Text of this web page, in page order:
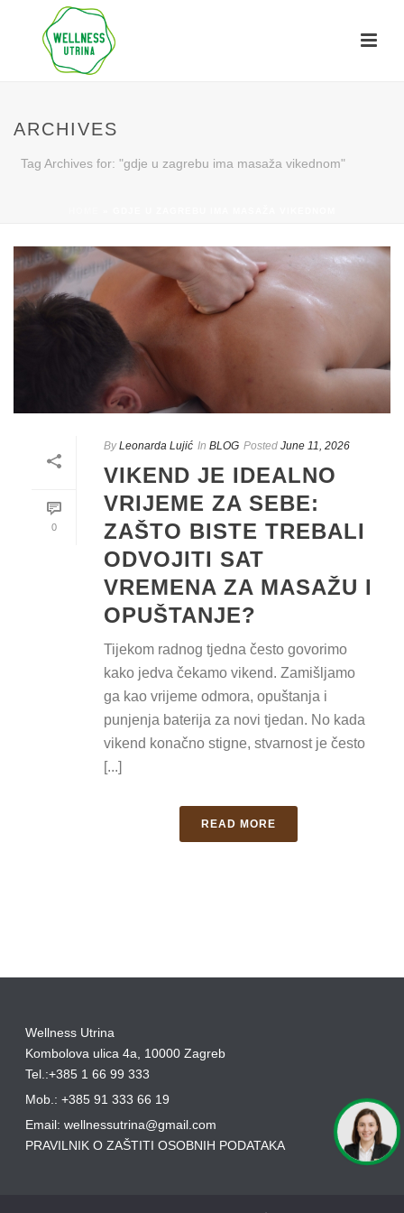
ARCHIVES
Tag Archives for: "gdje u zagrebu ima masaža vikednom"
0
By Leonarda Lujić In BLOG Posted June 11, 2026
VIKEND JE IDEALNO
VRIJEME ZA SEBE:
ZAŠTO BISTE TREBALI
ODVOJITI SAT
VREMENA ZA MASAŽU I
OPUŠTANJE?
Tijekom radnog tjedna često govorimo
kako jedva čekamo vikend. Zamišljamo
ga kao vrijeme odmora, opuštanja i
punjenja baterija za novi tjedan. No kada
vikend konačno stigne, stvarnost je često
[...]
READ MORE
Wellness Utrina
Kombolova ulica 4a, 10000 Zagreb
Tel.:+385 1 66 99 333
Mob.: +385 91 333 66 19
Email: wellnessutrina@gmail.com
PRAVILNIK O ZAŠTITI OSOBNIH PODATAKA